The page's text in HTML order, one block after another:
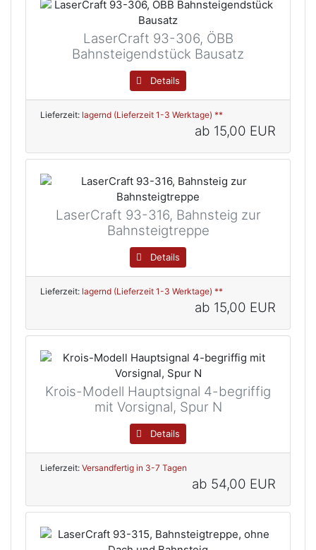
LaserCraft 93-306, ÖBB
Bahnsteigendstück Bausatz
Details
Lieferzeit: lagernd (Lieferzeit 1-3 Werktage) **
ab 15,00 EUR
LaserCraft 93-316, Bahnsteig zur
Bahnsteigtreppe
Details
Lieferzeit: lagernd (Lieferzeit 1-3 Werktage) **
ab 15,00 EUR
Krois-Modell Hauptsignal 4-begriffig
mit Vorsignal, Spur N
Details
Lieferzeit: Versandfertig in 3-7 Tagen
ab 54,00 EUR